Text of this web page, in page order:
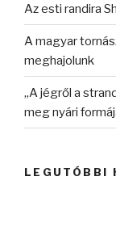
Az esti randira
A magyar
meghajolunk
„A jégről a
meg nyári
LEGUTÓBBI